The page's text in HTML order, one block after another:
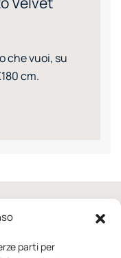
parti per
che vuoi, su
cm.
Rieti